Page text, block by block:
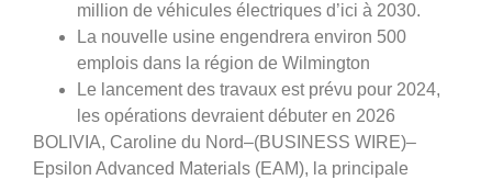
million de véhicules électriques d’ici à 2030.
La nouvelle usine engendrera environ 500
emplois dans la région de Wilmington
Le lancement des travaux est prévu pour 2024,
les opérations devraient débuter en 2026
BOLIVIA, Caroline du Nord–(BUSINESS WIRE)–
Epsilon Advanced Materials (EAM), la principale